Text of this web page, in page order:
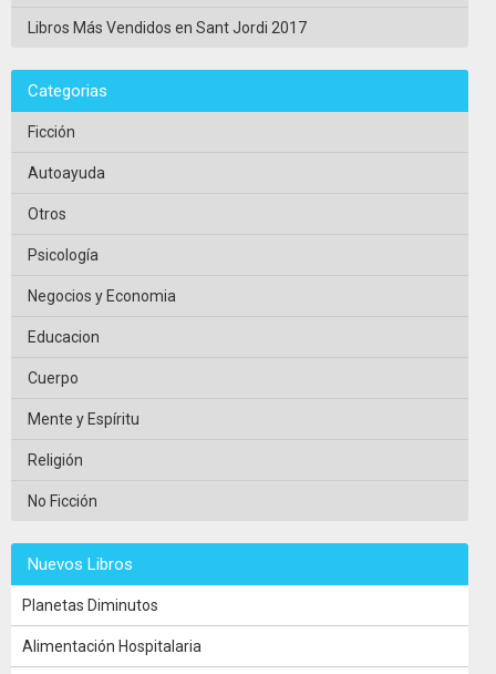
Libros Más Vendidos en Sant Jordi 2017
Categorias
Ficción
Autoayuda
Otros
Psicología
Negocios y Economia
Educacion
Cuerpo
Mente y Espíritu
Religión
No Ficción
Nuevos Libros
Planetas Diminutos
Alimentación Hospitalaria